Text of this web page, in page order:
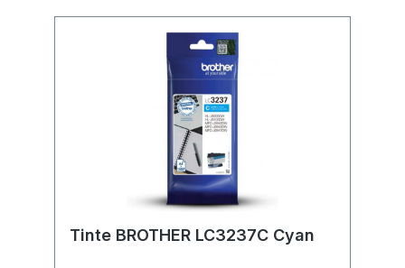
Tinte BROTHER LC3237C Cyan